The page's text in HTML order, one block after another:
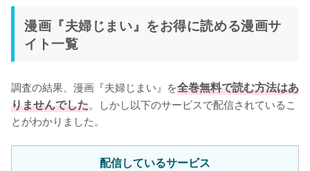
漫画『夫婦じまい』をお得に読める漫画サ
イト一覧
調査の結果、漫画『夫婦じまい』を全巻無料で読む方法はあ
りませんでした。しかし以下のサービスで配信されているこ
とがわかりました。
配信しているサービス